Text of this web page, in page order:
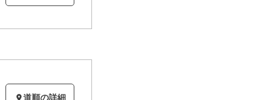
道順の詳細